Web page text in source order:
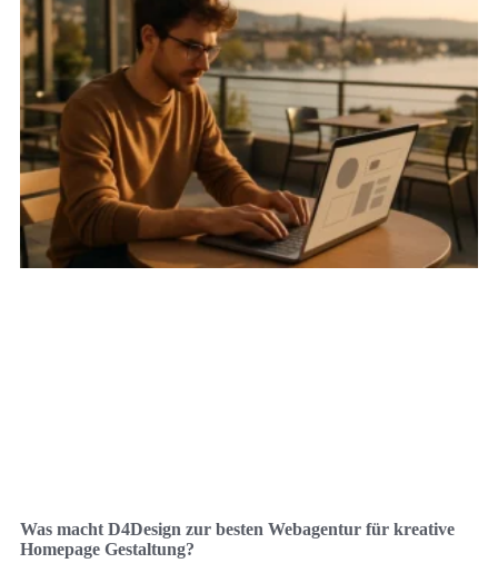
Was macht D4Design zur besten Webagentur für kreative
Homepage Gestaltung?